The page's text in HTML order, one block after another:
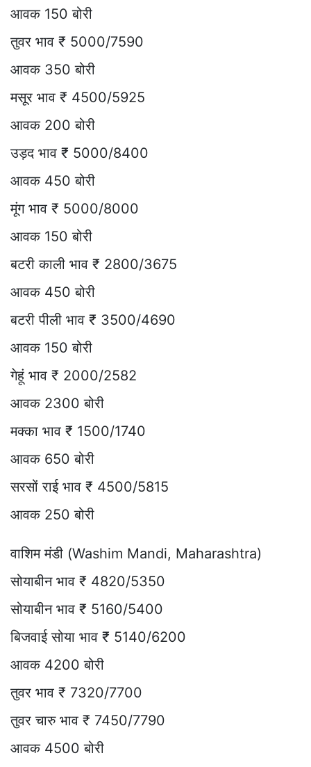
आवक 150 बोरी
तुवर भाव ₹ 5000/7590
आवक 350 बोरी
मसूर भाव ₹ 4500/5925
आवक 200 बोरी
उड़द भाव ₹ 5000/8400
आवक 450 बोरी
मूंग भाव ₹ 5000/8000
आवक 150 बोरी
बटरी काली भाव ₹ 2800/3675
आवक 450 बोरी
बटरी पीली भाव ₹ 3500/4690
आवक 150 बोरी
गेहूं भाव ₹ 2000/2582
आवक 2300 बोरी
मक्का भाव ₹ 1500/1740
आवक 650 बोरी
सरसों राई भाव ₹ 4500/5815
आवक 250 बोरी
वाशिम मंडी (Washim Mandi, Maharashtra)
सोयाबीन भाव ₹ 4820/5350
सोयाबीन भाव ₹ 5160/5400
बिजवाई सोया भाव ₹ 5140/6200
आवक 4200 बोरी
तुवर भाव ₹ 7320/7700
तुवर चारु भाव ₹ 7450/7790
आवक 4500 बोरी